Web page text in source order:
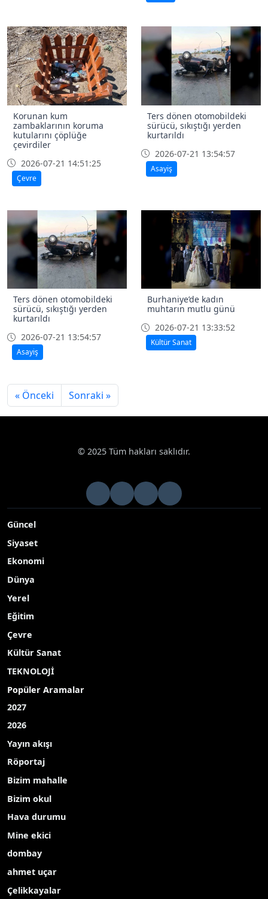
Korunan kum
zambaklarının koruma
kutularını çöplüğe
çevirdiler
2026-07-21 14:51:25
Çevre
Ters dönen otomobildeki
sürücü, sıkıştığı yerden
kurtarıldı
2026-07-21 13:54:57
Asayiş
Ters dönen otomobildeki
sürücü, sıkıştığı yerden
kurtarıldı
2026-07-21 13:54:57
Asayiş
Burhaniye’de kadın
muhtarın mutlu günü
2026-07-21 13:33:52
Kültür Sanat
« Önceki Sonraki »
© 2025 Tüm hakları saklıdır.
Güncel
Siyaset
Ekonomi
Dünya
Yerel
Eğitim
Çevre
Kültür Sanat
TEKNOLOJİ
Popüler Aramalar
2027
2026
Yayın akışı
Röportaj
Bizim mahalle
Bizim okul
Hava durumu
Mine ekici
dombay
ahmet uçar
Çelikkayalar